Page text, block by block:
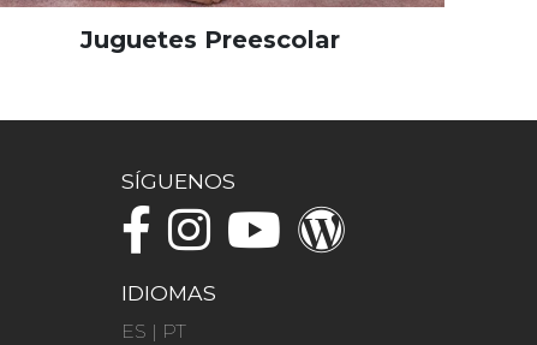
Juguetes Preescolar
SÍGUENOS
IDIOMAS
ES | PT